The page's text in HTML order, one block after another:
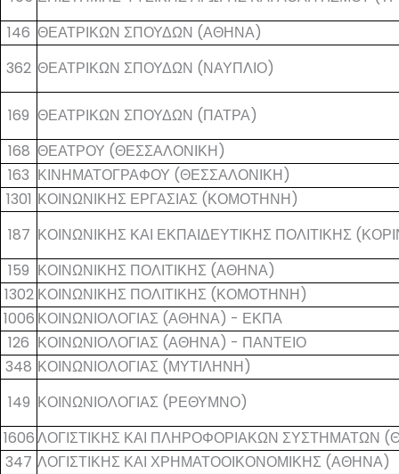
146 ΘΕΑΤΡΙΚΩΝ ΣΠΟΥΔΩΝ (ΑΘΗΝΑ)
362 ΘΕΑΤΡΙΚΩΝ ΣΠΟΥΔΩΝ (ΝΑΥΠΛΙΟ)
169 ΘΕΑΤΡΙΚΩΝ ΣΠΟΥΔΩΝ (ΠΑΤΡΑ)
168 ΘΕΑΤΡΟΥ (ΘΕΣΣΑΛΟΝΙΚΗ)
163 ΚΙΝΗΜΑΤΟΓΡΑΦΟΥ (ΘΕΣΣΑΛΟΝΙΚΗ)
1301 ΚΟΙΝΩΝΙΚΗΣ ΕΡΓΑΣΙΑΣ (ΚΟΜΟΤΗΝΗ)
187 ΚΟΙΝΩΝΙΚΗΣ ΚΑΙ ΕΚΠΑΙΔΕΥΤΙΚΗΣ ΠΟΛΙΤΙΚΗΣ
159 ΚΟΙΝΩΝΙΚΗΣ ΠΟΛΙΤΙΚΗΣ (ΑΘΗΝΑ)
1302 ΚΟΙΝΩΝΙΚΗΣ ΠΟΛΙΤΙΚΗΣ (ΚΟΜΟΤΗΝΗ)
1006 ΚΟΙΝΩΝΙΟΛΟΓΙΑΣ (ΑΘΗΝΑ) - ΕΚΠΑ
126 ΚΟΙΝΩΝΙΟΛΟΓΙΑΣ (ΑΘΗΝΑ) - ΠΑΝΤΕΙΟ
348 ΚΟΙΝΩΝΙΟΛΟΓΙΑΣ (ΜΥΤΙΛΗΝΗ)
149 ΚΟΙΝΩΝΙΟΛΟΓΙΑΣ (ΡΕΘΥΜΝΟ)
1606ΛΟΓΙΣΤΙΚΗΣ ΚΑΙ ΠΛΗΡΟΦΟΡΙΑΚΩΝ ΣΥΣΤΗΜΑΤΩΝ
347 ΛΟΓΙΣΤΙΚΗΣ ΚΑΙ ΧΡΗΜΑΤΟΟΙΚΟΝΟΜΙΚΗΣ (ΑΘΗΝΑ)